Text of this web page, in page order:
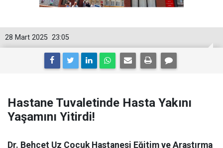
23:05
28 Mart 2025
Hastane Tuvaletinde Hasta Yakını
Yaşamını Yitirdi!
Dr. Behçet Uz Çocuk Hastanesi Eğitim ve Araştırma